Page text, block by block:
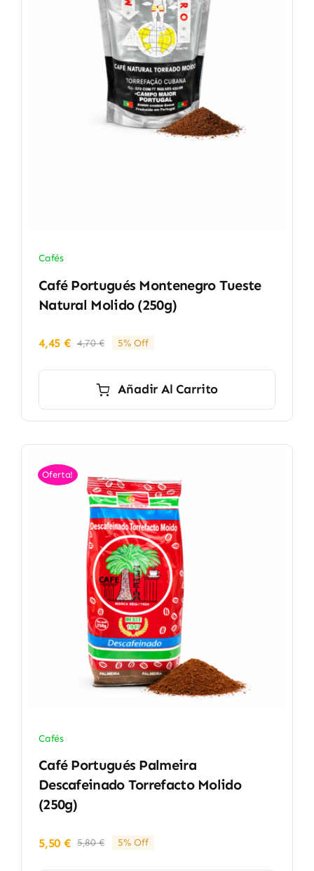
Cafés
Café Portugués Montenegro Tueste
Natural Molido (250g)
4,70€El
era:
4,45€
El
es:
5% Off
Añadir Al Carrito
Oferta!
Cafés
Café Portugués Palmeira
Descafeinado Torrefacto Molido
(250g)
5,80€El
5,50€
El
5% Off